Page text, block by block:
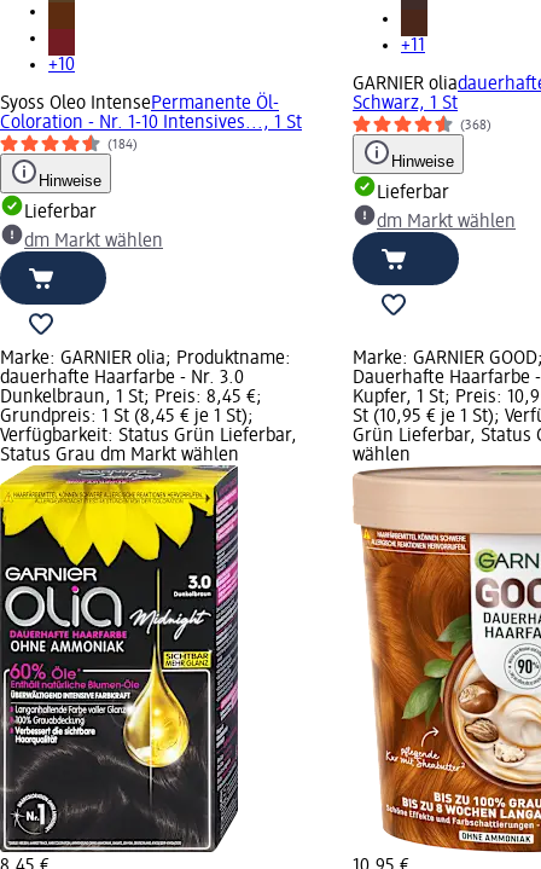
+10
Syoss Oleo IntensePermanente Öl-
Coloration - Nr. 1-10 Intensives..., 1 St
(184)
Hinweise
Lieferbar
dm Markt wählen
+11
GARNIER olia
Schwarz, 1 St
(368)
Hinweise
Lieferbar
dm Markt wählen
Marke: GARNIER olia; Produktname:
dauerhafte Haarfarbe - Nr. 3.0
Dunkelbraun, 1 St; Preis: 8,45 €;
Grundpreis: 1 St (8,45 € je 1 St);
Verfügbarkeit: Status Grün Lieferbar,
Status Grau dm Markt wählen
Marke: GARNIER
Dauerhafte Haarfarbe
Kupfer, 1 St; Preis:
St (10,95 € je 1 St);
Grün Lieferbar, Status
wählen